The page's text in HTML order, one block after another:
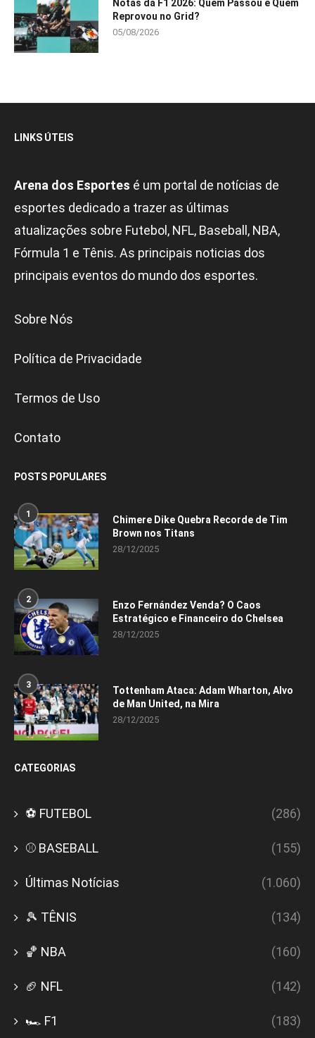
Notas da F1 2026: Quem Passou e Quem
Reprovou no Grid?
05/08/2026
LINKS ÚTEIS
Arena dos Esportes é um portal de notícias de
esportes dedicado a trazer as últimas
atualizações sobre Futebol, NFL, Baseball, NBA,
Fórmula 1 e Tênis. As principais noticias dos
principais eventos do mundo dos esportes.
Sobre Nós
Política de Privacidade
Termos de Uso
Contato
POSTS POPULARES
1
Chimere Dike Quebra Recorde de Tim
Brown nos Titans
28/12/2025
2
Enzo Fernández Venda? O Caos
Estratégico e Financeiro do Chelsea
28/12/2025
3
Tottenham Ataca: Adam Wharton, Alvo
de Man United, na Mira
28/12/2025
CATEGORIAS
⚽ FUTEBOL (286)
⚾ BASEBALL (155)
Últimas Notícias (1.060)
🎾 TÊNIS (134)
🏀 NBA (160)
🏈 NFL (142)
🏎️ F1 (183)